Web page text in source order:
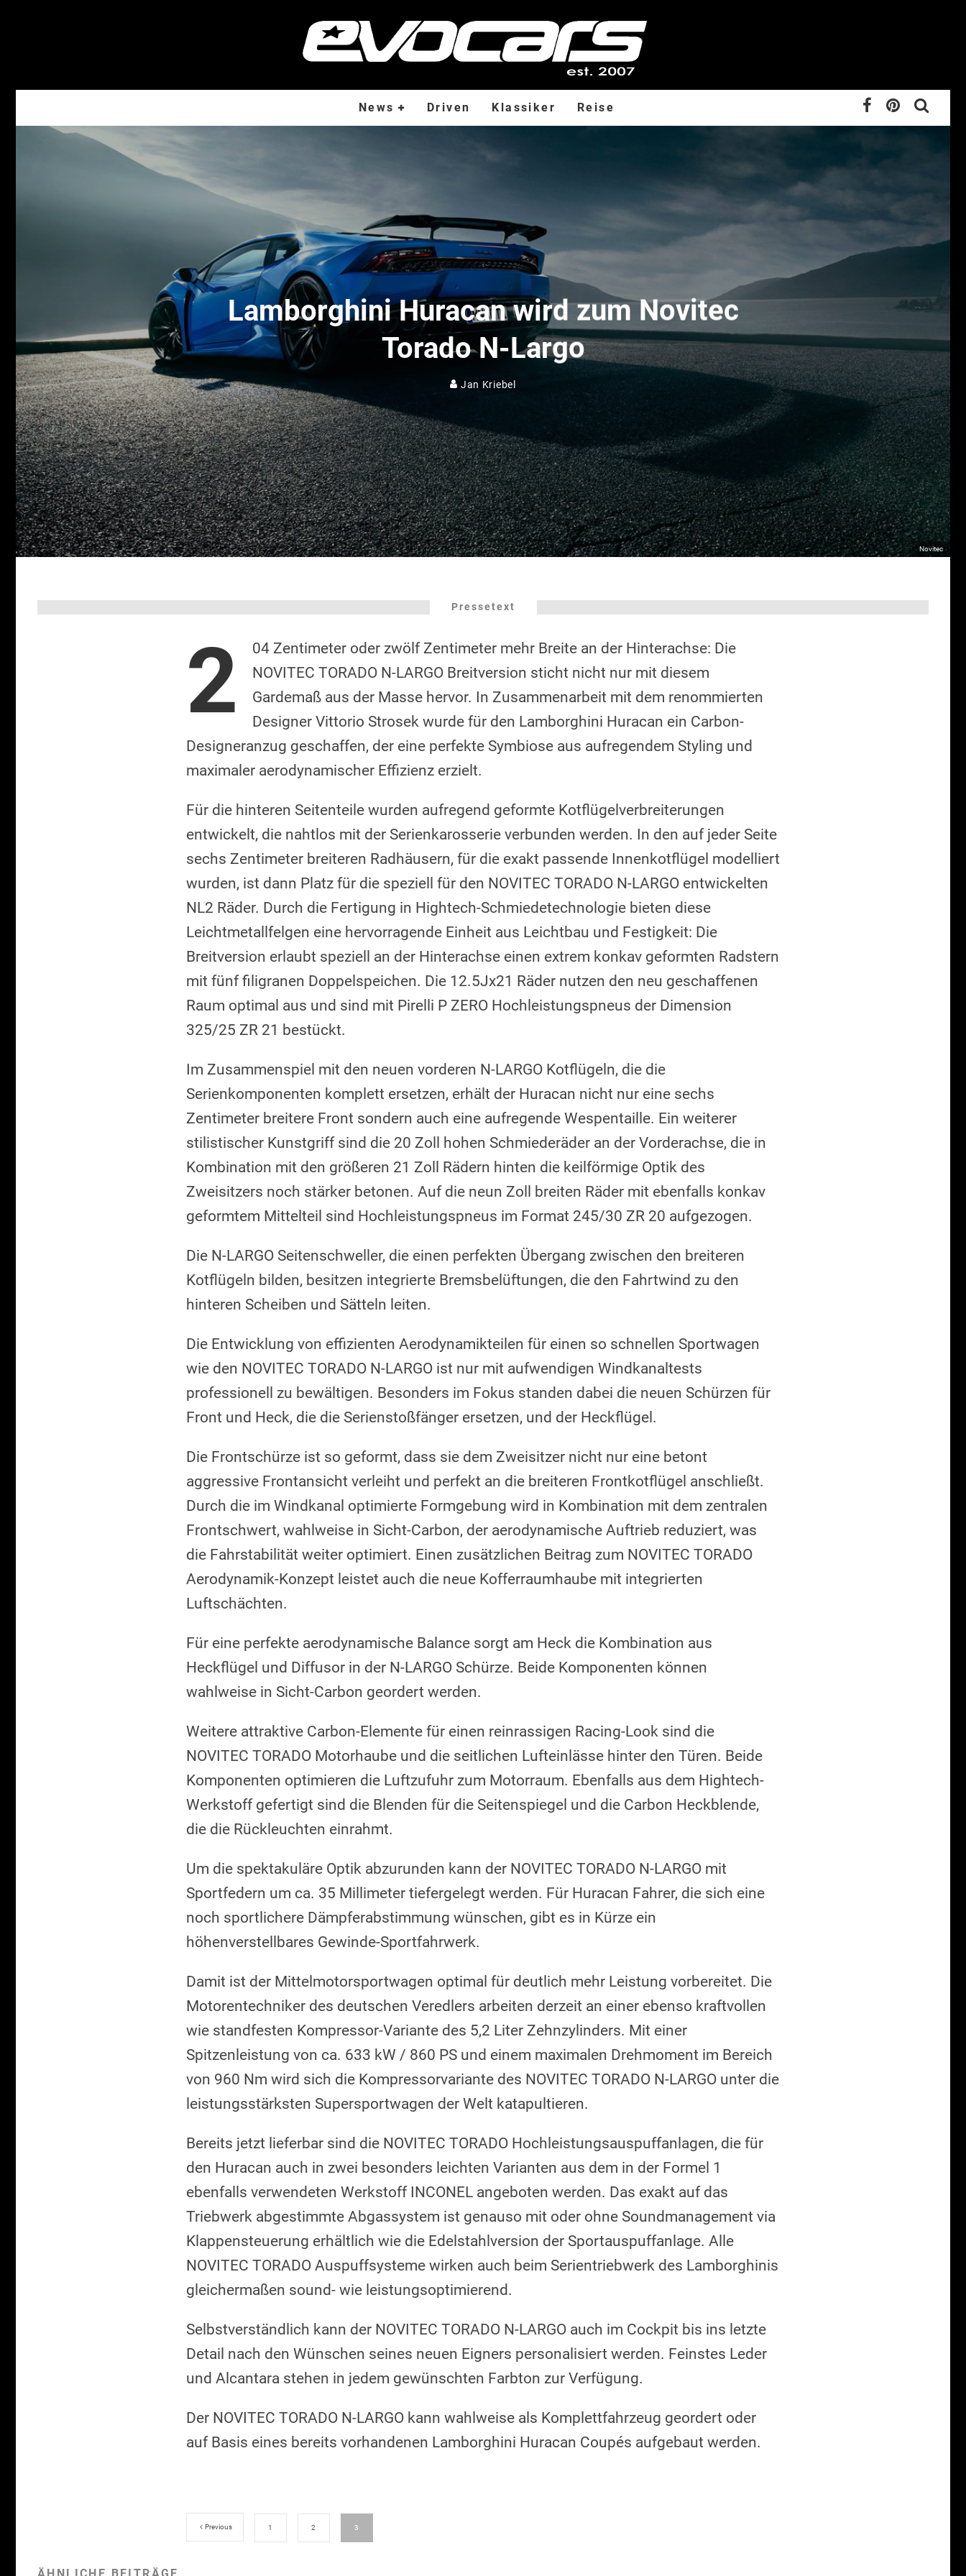
News Driven Klassiker Reise
Novitec
Lamborghini Huracan wird zum Novitec
Torado N-Largo
Jan Kriebel
Pressetext
2
04 Zentimeter oder zwölf Zentimeter mehr Breite an der Hinterachse: Die
NOVITEC TORADO N-LARGO Breitversion sticht nicht nur mit diesem
Gardemaß aus der Masse hervor. In Zusammenarbeit mit dem renommierten
Designer Vittorio Strosek wurde für den Lamborghini Huracan ein Carbon-
Designeranzug geschaffen, der eine perfekte Symbiose aus aufregendem Styling und
maximaler aerodynamischer Effizienz erzielt.
Für die hinteren Seitenteile wurden aufregend geformte Kotflügelverbreiterungen
entwickelt, die nahtlos mit der Serienkarosserie verbunden werden. In den auf jeder Seite
sechs Zentimeter breiteren Radhäusern, für die exakt passende Innenkotflügel modelliert
wurden, ist dann Platz für die speziell für den NOVITEC TORADO N-LARGO entwickelten
NL2 Räder. Durch die Fertigung in Hightech-Schmiedetechnologie bieten diese
Leichtmetallfelgen eine hervorragende Einheit aus Leichtbau und Festigkeit: Die
Breitversion erlaubt speziell an der Hinterachse einen extrem konkav geformten Radstern
mit fünf filigranen Doppelspeichen. Die 12.5Jx21 Räder nutzen den neu geschaffenen
Raum optimal aus und sind mit Pirelli P ZERO Hochleistungspneus der Dimension
325/25 ZR 21 bestückt.
Im Zusammenspiel mit den neuen vorderen N-LARGO Kotflügeln, die die
Serienkomponenten komplett ersetzen, erhält der Huracan nicht nur eine sechs
Zentimeter breitere Front sondern auch eine aufregende Wespentaille. Ein weiterer
stilistischer Kunstgriff sind die 20 Zoll hohen Schmiederäder an der Vorderachse, die in
Kombination mit den größeren 21 Zoll Rädern hinten die keilförmige Optik des
Zweisitzers noch stärker betonen. Auf die neun Zoll breiten Räder mit ebenfalls konkav
geformtem Mittelteil sind Hochleistungspneus im Format 245/30 ZR 20 aufgezogen.
Die N-LARGO Seitenschweller, die einen perfekten Übergang zwischen den breiteren
Kotflügeln bilden, besitzen integrierte Bremsbelüftungen, die den Fahrtwind zu den
hinteren Scheiben und Sätteln leiten.
Die Entwicklung von effizienten Aerodynamikteilen für einen so schnellen Sportwagen
wie den NOVITEC TORADO N-LARGO ist nur mit aufwendigen Windkanaltests
professionell zu bewältigen. Besonders im Fokus standen dabei die neuen Schürzen für
Front und Heck, die die Serienstoßfänger ersetzen, und der Heckflügel.
Die Frontschürze ist so geformt, dass sie dem Zweisitzer nicht nur eine betont
aggressive Frontansicht verleiht und perfekt an die breiteren Frontkotflügel anschließt.
Durch die im Windkanal optimierte Formgebung wird in Kombination mit dem zentralen
Frontschwert, wahlweise in Sicht-Carbon, der aerodynamische Auftrieb reduziert, was
die Fahrstabilität weiter optimiert. Einen zusätzlichen Beitrag zum NOVITEC TORADO
Aerodynamik-Konzept leistet auch die neue Kofferraumhaube mit integrierten
Luftschächten.
Für eine perfekte aerodynamische Balance sorgt am Heck die Kombination aus
Heckflügel und Diffusor in der N-LARGO Schürze. Beide Komponenten können
wahlweise in Sicht-Carbon geordert werden.
Weitere attraktive Carbon-Elemente für einen reinrassigen Racing-Look sind die
NOVITEC TORADO Motorhaube und die seitlichen Lufteinlässe hinter den Türen. Beide
Komponenten optimieren die Luftzufuhr zum Motorraum. Ebenfalls aus dem Hightech-
Werkstoff gefertigt sind die Blenden für die Seitenspiegel und die Carbon Heckblende,
die die Rückleuchten einrahmt.
Um die spektakuläre Optik abzurunden kann der NOVITEC TORADO N-LARGO mit
Sportfedern um ca. 35 Millimeter tiefergelegt werden. Für Huracan Fahrer, die sich eine
noch sportlichere Dämpferabstimmung wünschen, gibt es in Kürze ein
höhenverstellbares Gewinde-Sportfahrwerk.
Damit ist der Mittelmotorsportwagen optimal für deutlich mehr Leistung vorbereitet. Die
Motorentechniker des deutschen Veredlers arbeiten derzeit an einer ebenso kraftvollen
wie standfesten Kompressor-Variante des 5,2 Liter Zehnzylinders. Mit einer
Spitzenleistung von ca. 633 kW / 860 PS und einem maximalen Drehmoment im Bereich
von 960 Nm wird sich die Kompressorvariante des NOVITEC TORADO N-LARGO unter die
leistungsstärksten Supersportwagen der Welt katapultieren.
Bereits jetzt lieferbar sind die NOVITEC TORADO Hochleistungsauspuffanlagen, die für
den Huracan auch in zwei besonders leichten Varianten aus dem in der Formel 1
ebenfalls verwendeten Werkstoff INCONEL angeboten werden. Das exakt auf das
Triebwerk abgestimmte Abgassystem ist genauso mit oder ohne Soundmanagement via
Klappensteuerung erhältlich wie die Edelstahlversion der Sportauspuffanlage. Alle
NOVITEC TORADO Auspuffsysteme wirken auch beim Serientriebwerk des Lamborghinis
gleichermaßen sound- wie leistungsoptimierend.
Selbstverständlich kann der NOVITEC TORADO N-LARGO auch im Cockpit bis ins letzte
Detail nach den Wünschen seines neuen Eigners personalisiert werden. Feinstes Leder
und Alcantara stehen in jedem gewünschten Farbton zur Verfügung.
Der NOVITEC TORADO N-LARGO kann wahlweise als Komplettfahrzeug geordert oder
auf Basis eines bereits vorhandenen Lamborghini Huracan Coupés aufgebaut werden.
Previous 1 2 3